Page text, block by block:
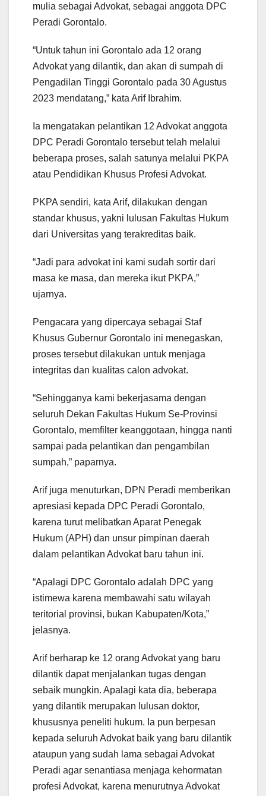
mulia sebagai Advokat, sebagai anggota DPC
Peradi Gorontalo.
“Untuk tahun ini Gorontalo ada 12 orang
Advokat yang dilantik, dan akan di sumpah di
Pengadilan Tinggi Gorontalo pada 30 Agustus
2023 mendatang,” kata Arif Ibrahim.
Ia mengatakan pelantikan 12 Advokat anggota
DPC Peradi Gorontalo tersebut telah melalui
beberapa proses, salah satunya melalui PKPA
atau Pendidikan Khusus Profesi Advokat.
PKPA sendiri, kata Arif, dilakukan dengan
standar khusus, yakni lulusan Fakultas Hukum
dari Universitas yang terakreditas baik.
“Jadi para advokat ini kami sudah sortir dari
masa ke masa, dan mereka ikut PKPA,”
ujarnya.
Pengacara yang dipercaya sebagai Staf
Khusus Gubernur Gorontalo ini menegaskan,
proses tersebut dilakukan untuk menjaga
integritas dan kualitas calon advokat.
“Sehingganya kami bekerjasama dengan
seluruh Dekan Fakultas Hukum Se-Provinsi
Gorontalo, memfilter keanggotaan, hingga nanti
sampai pada pelantikan dan pengambilan
sumpah,” paparnya.
Arif juga menuturkan, DPN Peradi memberikan
apresiasi kepada DPC Peradi Gorontalo,
karena turut melibatkan Aparat Penegak
Hukum (APH) dan unsur pimpinan daerah
dalam pelantikan Advokat baru tahun ini.
“Apalagi DPC Gorontalo adalah DPC yang
istimewa karena membawahi satu wilayah
teritorial provinsi, bukan Kabupaten/Kota,”
jelasnya.
Arif berharap ke 12 orang Advokat yang baru
dilantik dapat menjalankan tugas dengan
sebaik mungkin. Apalagi kata dia, beberapa
yang dilantik merupakan lulusan doktor,
khususnya peneliti hukum. Ia pun berpesan
kepada seluruh Advokat baik yang baru dilantik
ataupun yang sudah lama sebagai Advokat
Peradi agar senantiasa menjaga kehormatan
profesi Advokat, karena menurutnya Advokat